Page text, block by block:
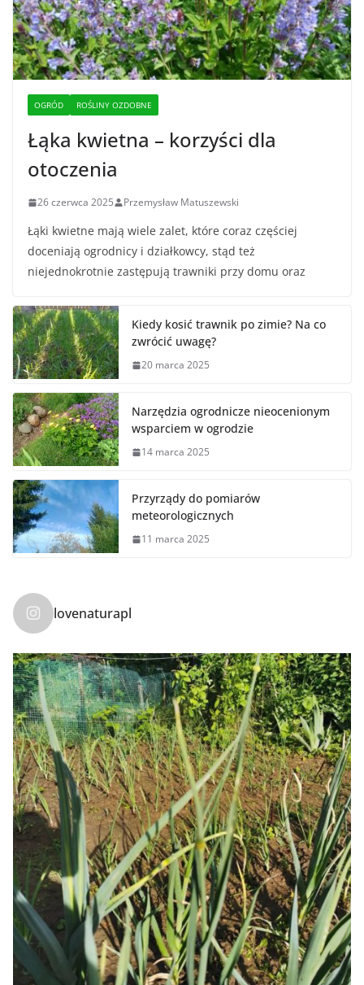
OGRÓD ROŚLINY OZDOBNE
Łąka kwietna – korzyści dla
otoczenia
26 czerwca 2025 Przemysław Matuszewski
Łąki kwietne mają wiele zalet, które coraz częściej
doceniają ogrodnicy i działkowcy, stąd też
niejednokrotnie zastępują trawniki przy domu oraz
Kiedy kosić trawnik po zimie? Na co
zwrócić uwagę?
20 marca 2025
Narzędzia ogrodnicze nieocenionym
wsparciem w ogrodzie
14 marca 2025
Przyrządy do pomiarów
meteorologicznych
11 marca 2025
lovenaturapl